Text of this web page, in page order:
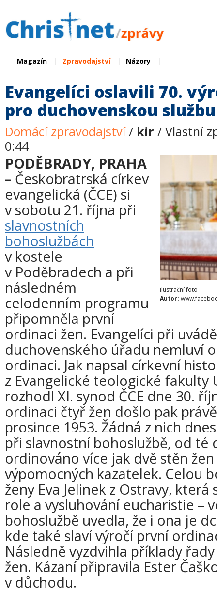
Magazín Zpravodajství Názory
Evangelíci oslavili 70.
pro duchovenskou službu
Domácí zpravodajství/ kir / Vlastní
0:44
Ilustrační foto
Autor:
PODĚBRADY, PRAHA
– Českobratrská církev
evangelická (ČCE) si
v sobotu 21. října při
slavnostních
bohoslužbách
v kostele
v Poděbradech a při
následném
celodenním programu
připomněla první
ordinaci žen. Evangelíci při
duchovenského úřadu nemluví
ordinaci. Jak napsal církevní
z Evangelické teologické fakulty
rozhodl XI. synod ČCE dne 30.
ordinaci čtyř žen došlo pak
prosince 1953. Žádná z nich
při slavnostní bohoslužbě, od té
ordinováno více jak dvě stěn
výpomocných kazatelek. Celou
ženy Eva Jelinek z Ostravy,
role a vysluhování eucharistie –
bohoslužbě uvedla, že i ona je
kde také slaví výročí první
Následně vyzdvihla příklady
žen. Kázaní připravila Ester
v důchodu.